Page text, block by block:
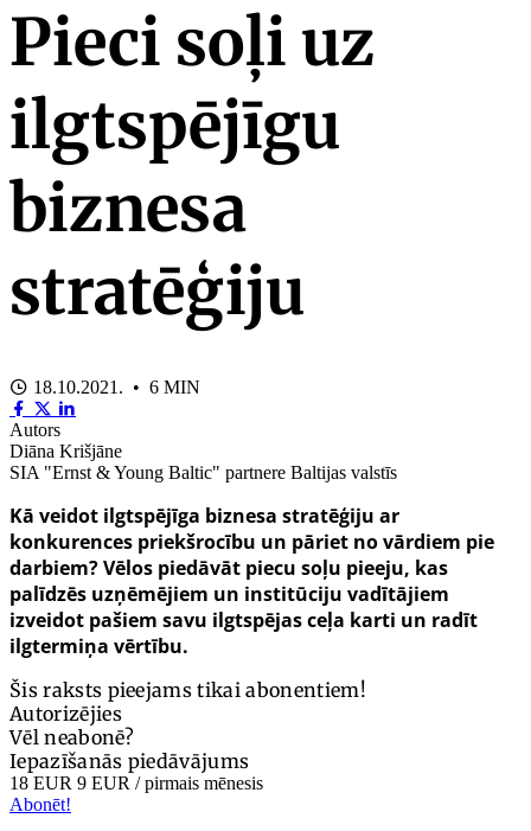
Pieci soļi uz
ilgtspējīgu
biznesa
stratēģiju
18.10.2021. • 6 MIN
Autors
Diāna Krišjāne
SIA "Ernst & Young Baltic" partnere Baltijas valstīs
Kā veidot ilgtspējīga biznesa stratēģiju ar
konkurences priekšrocību un pāriet no vārdiem pie
darbiem? Vēlos piedāvāt piecu soļu pieeju, kas
palīdzēs uzņēmējiem un institūciju vadītājiem
izveidot pašiem savu ilgtspējas ceļa karti un radīt
ilgtermiņa vērtību.
Šis raksts pieejams tikai abonentiem!
Autorizējies
Vēl neabonē?
Iepazīšanās piedāvājums
18 EUR 9 EUR / pirmais mēnesis
Abonēt!